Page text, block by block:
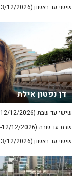
שישי עד ראשון (4-13/12/2026)
דן נפטון אילת
שישי עד שבת (4-12/12/2026)
שבת עד שבת (5-12/12/2026)
שישי עד ראשון (4-13/12/2026)